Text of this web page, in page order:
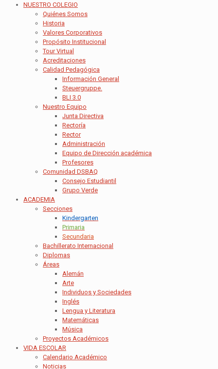
NUESTRO COLEGIO
Quiénes Somos
Historia
Valores Corporativos
Propósito Institucional
Tour Virtual
Acreditaciones
Calidad Pedagógica
Información General
Steuergruppe.
BLI 3.0
Nuestro Equipo
Junta Directiva
Rectoría
Rector
Administración
Equipo de Dirección académica
Profesores
Comunidad DSBAQ
Consejo Estudiantil
Grupo Verde
ACADEMIA
Secciones
Kindergarten
Primaria
Secundaria
Bachillerato Internacional
Diplomas
Áreas
Alemán
Arte
Individuos y Sociedades
Inglés
Lengua y Literatura
Matemáticas
Música
Proyectos Académicos
VIDA ESCOLAR
Calendario Académico
Noticias